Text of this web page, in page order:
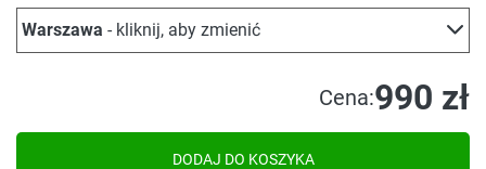
Warszawa - kliknij, aby zmienić
Cena:990 zł
DODAJ DO KOSZYKA